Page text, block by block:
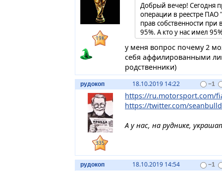
19K
Добрый вечер! Сегодня
операции в реестре ПАО
прав собственности
95%. А кто у нас имел
у меня вопрос почему 2
себя аффилированными
родственники)
рудокоп 18.10.2019 14:22 −1
335
https://ru.motorsport.com/
https://twitter.com/
А у нас, на руднике,
рудокоп 18.10.2019 14:54 −1